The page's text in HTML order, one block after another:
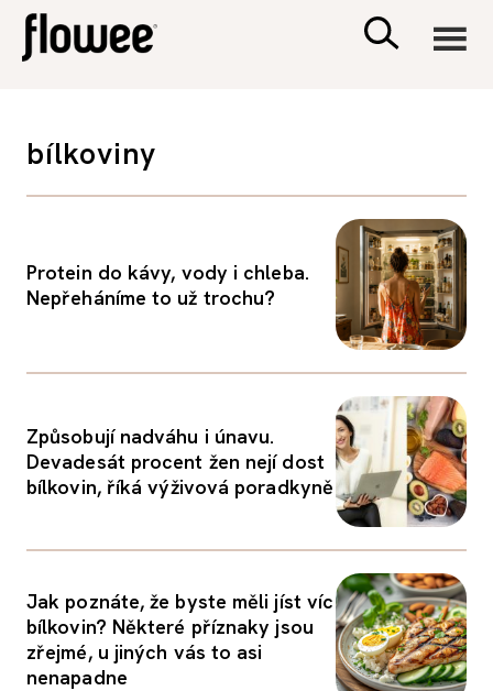
PORADNA
bílkoviny
Protein do kávy, vody i chleba.
Nepřeháníme to už trochu?
Způsobují nadváhu i únavu.
Devadesát procent žen nejí dost
bílkovin, říká výživová poradkyně
Jak poznáte, že byste měli jíst víc
bílkovin? Některé příznaky jsou
zřejmé, u jiných vás to asi
nenapadne